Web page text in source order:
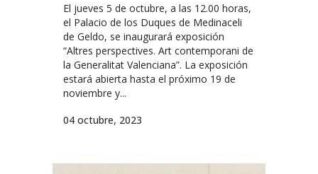
El jueves 5 de octubre, a las 12.00 horas,
el Palacio de los Duques de Medinaceli
de Geldo, se inaugurará exposición
“Altres perspectives. Art contemporani de
la Generalitat Valenciana”. La exposición
estará abierta hasta el próximo 19 de
noviembre y...
04 octubre, 2023